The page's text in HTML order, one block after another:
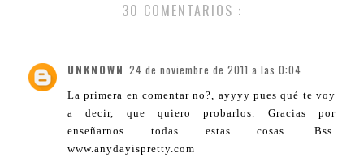
30 COMENTARIOS :
UNKNOWN 24 de noviembre de 2011 a las 0:04
La primera en comentar no?, ayyyy pues qué te voy
a decir, que quiero probarlos. Gracias por
enseñarnos todas estas cosas. Bss.
www.anydayispretty.com